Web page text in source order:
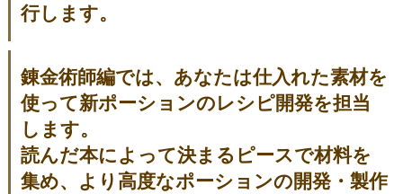
行します。
錬金術師編では、あなたは仕入れた素材を
使って新ポーションのレシピ開発を担当
します。
読んだ本によって決まるピースで材料を
集め、より高度なポーションの開発・製作